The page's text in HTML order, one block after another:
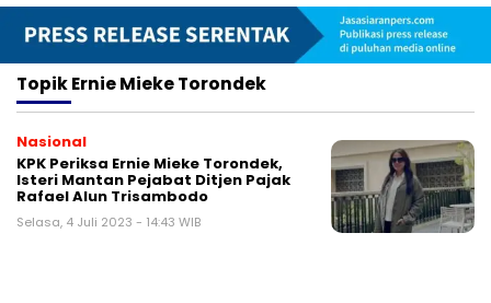
TopikErnie Mieke Torondek
Nasional
KPK Periksa Ernie Mieke Torondek,
Isteri Mantan Pejabat Ditjen Pajak
Rafael Alun Trisambodo
Selasa, 4 Juli 2023 - 14:43 WIB